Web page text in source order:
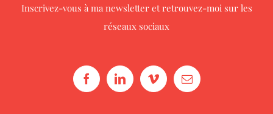
Inscrivez-vous à ma newsletteret retrouvez-moi sur les
réseaux sociaux